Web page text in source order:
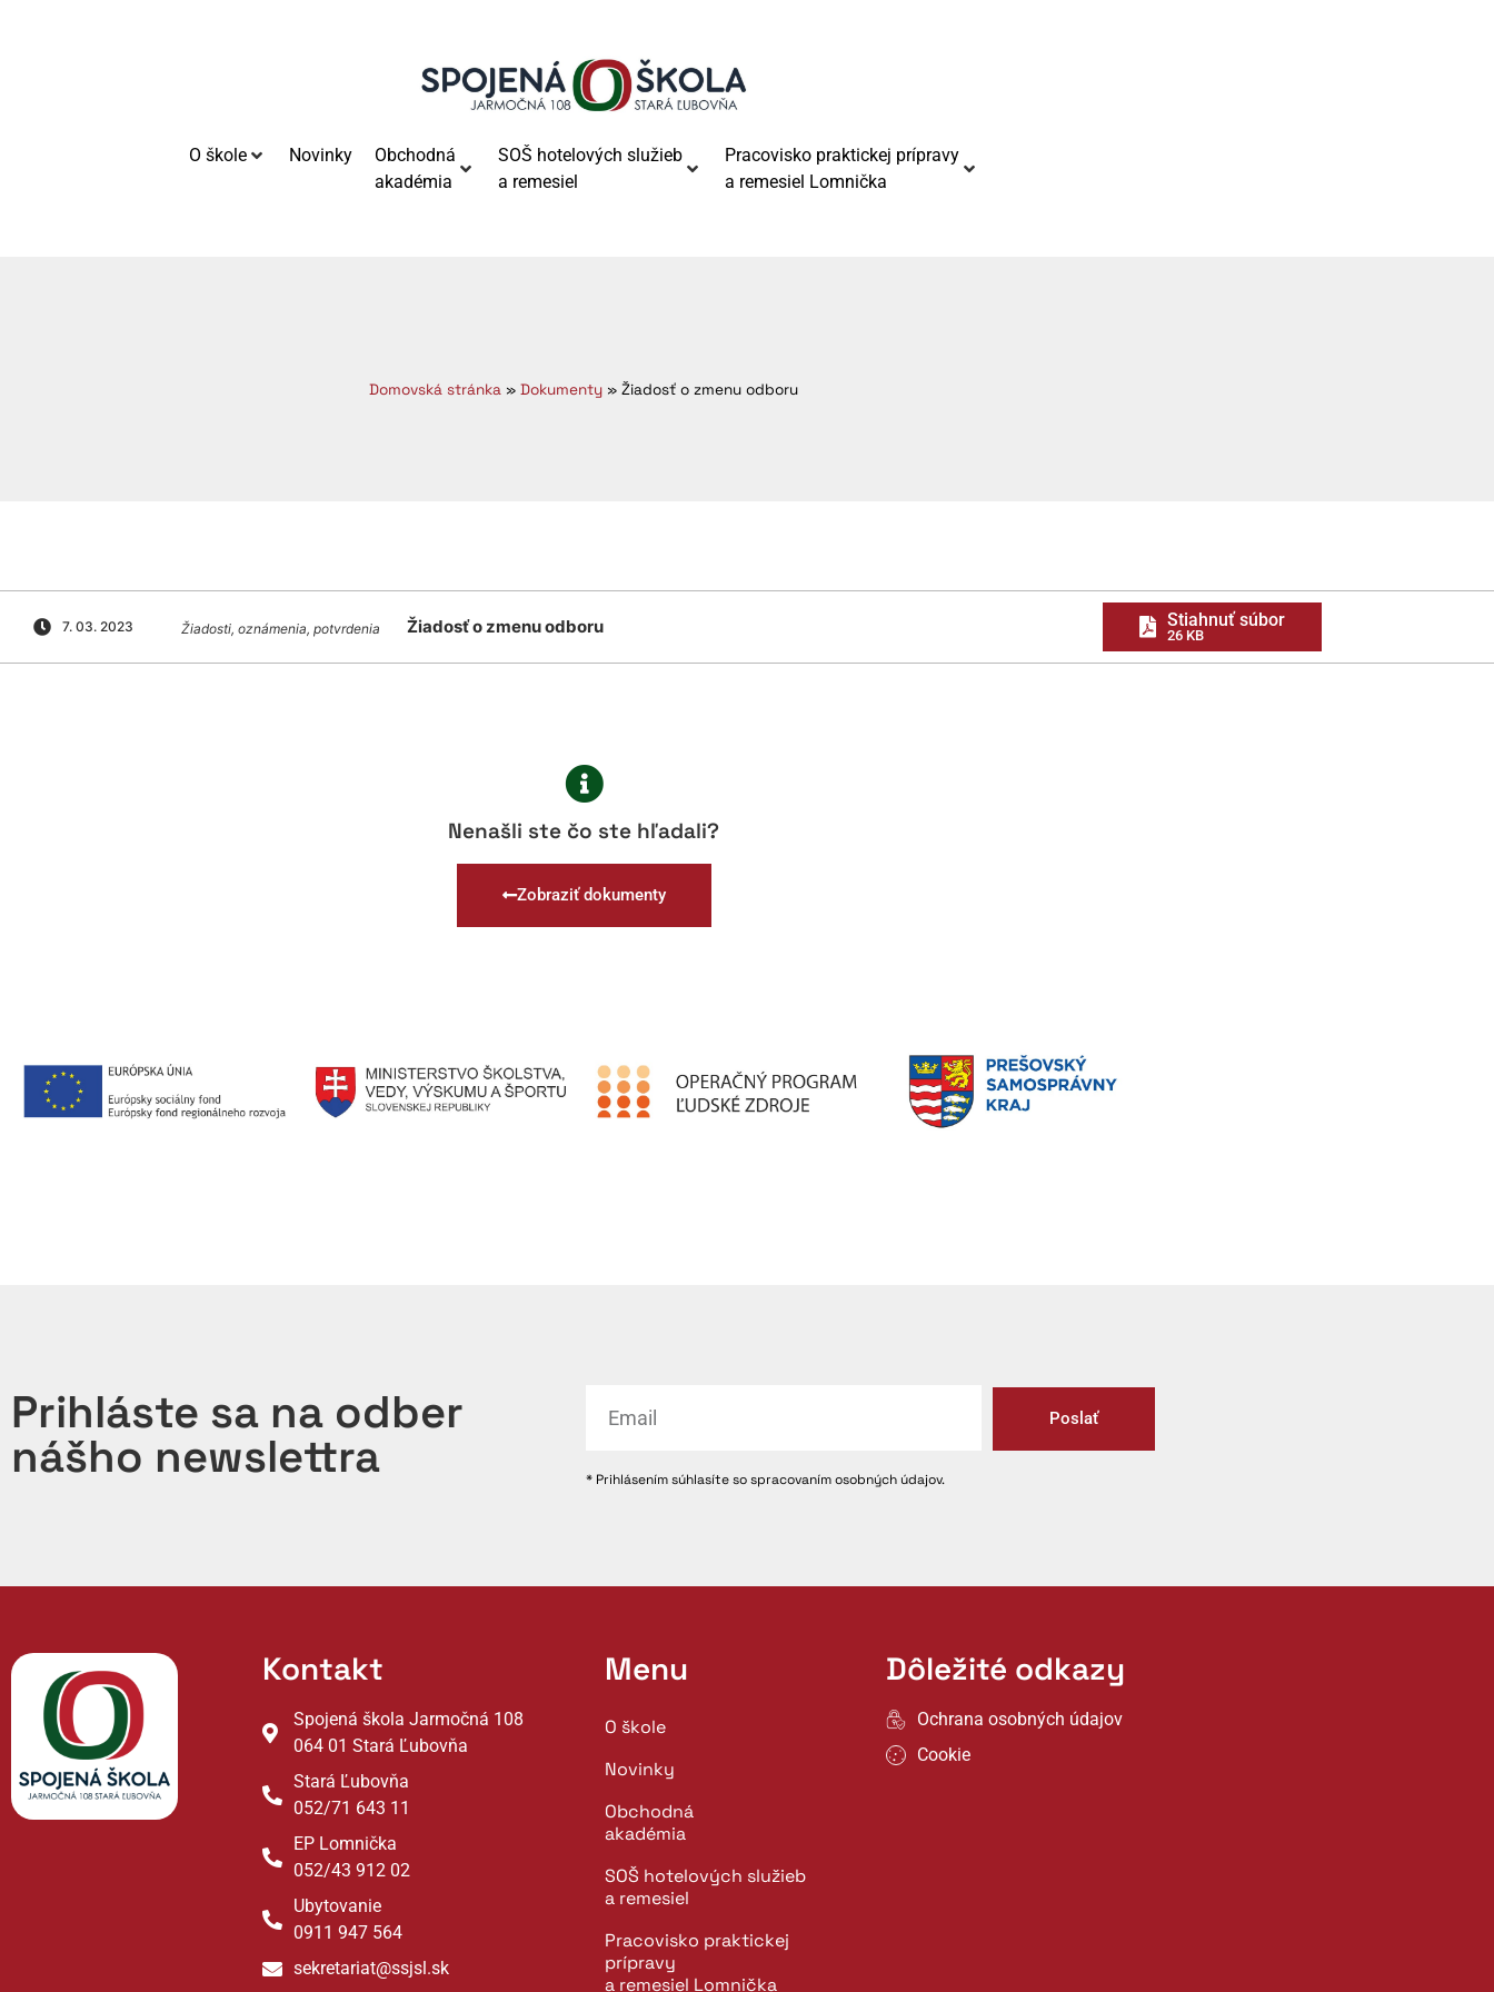
O škole Novinky
Obchodná
akadémia
SOŠ hotelových služieb
a remesiel
Pracovisko praktickej prípravy
a remesiel Lomnička
Domovská stránka » Dokumenty » Žiadosť o zmenu odboru
7. 03. 2023 Žiadosti, oznámenia, potvrdenia Žiadosť o zmenu odboru Stiahnuť súbor
26 KB
Nenašli ste čo ste hľadali?
Zobraziť dokumenty
Prihláste sa na odber
nášho newslettra
Poslať
* Prihlásením súhlasíte so spracovaním osobných údajov.
Kontakt
Spojená škola Jarmočná 108
064 01 Stará Ľubovňa
Stará Ľubovňa
052/71 643 11
EP Lomnička
052/43 912 02
Ubytovanie
0911 947 564
sekretariat@ssjsl.sk
Menu
O škole
Novinky
Obchodná
akadémia
SOŠ hotelových služieb
a remesiel
Pracovisko praktickej
prípravy
a remesiel Lomnička
Dôležité odkazy
Ochrana osobných údajov
Cookie